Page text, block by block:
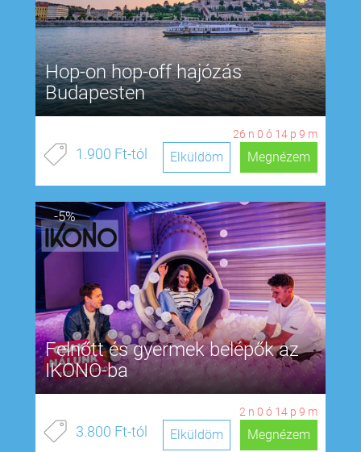
Hop-on hop-off hajózás
Budapesten
26 n 0 ó 14 p 8 m
1.900 Ft-tól Megnézem
Elküldöm
-5%
Felnőtt és gyermek belépők az
IKONO-ba
2 n 0 ó 14 p 8 m
3.800 Ft-tól Megnézem
Elküldöm